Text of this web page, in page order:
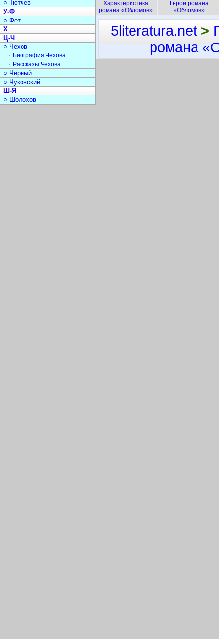
Характеристика
романа «Обломов»
Герои романа
«Обломов»
○ Тютчев
У-Ф
○ Фет
Х
Ц-Ч
○ Чехов
▫ Биография Чехова
▫ Рассказы Чехова
○ Чёрный
○ Чуковский
Ш-Я
○ Шолохов
5literatura.net >
романа